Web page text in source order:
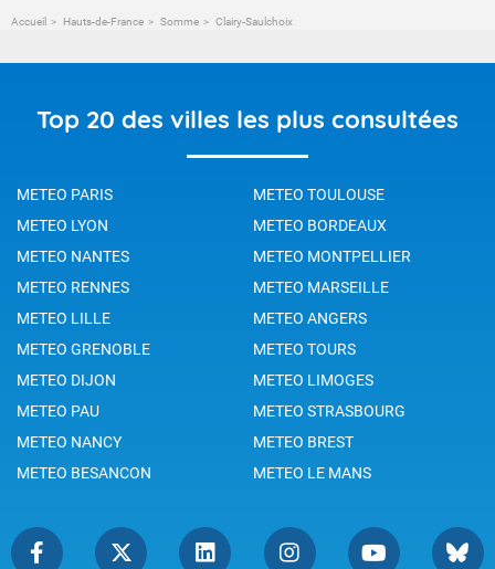
Accueil Hauts-de-France Somme Clairy-Saulchoix
Top 20 des villes les plus consultées
METEO PARIS
METEO TOULOUSE
METEO LYON
METEO BORDEAUX
METEO NANTES
METEO MONTPELLIER
METEO RENNES
METEO MARSEILLE
METEO LILLE
METEO ANGERS
METEO GRENOBLE
METEO TOURS
METEO DIJON
METEO LIMOGES
METEO PAU
METEO STRASBOURG
METEO NANCY
METEO BREST
METEO BESANCON
METEO LE MANS